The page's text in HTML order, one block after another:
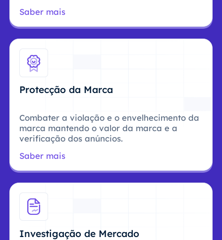
Saber mais
Protecção da Marca
Combater a violação e o envelhecimento da
marca mantendo o valor da marca e a
verificação dos anúncios.
Saber mais
Investigação de Mercado